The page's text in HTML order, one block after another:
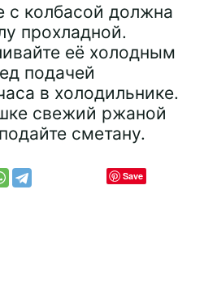
с колбасой должна
прохладной.
её холодным
подачей
в холодильнике.
свежий ржаной
сметану.
Save